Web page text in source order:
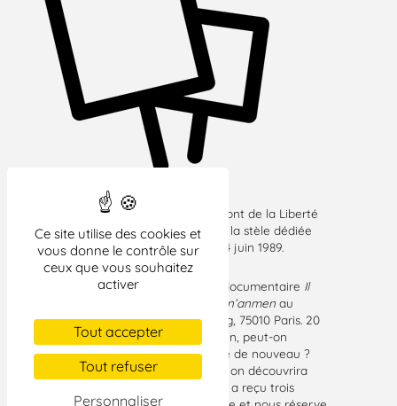
Ce site utilise des cookies et
vous donne le contrôle sur
ceux que vous souhaitez
activer
Tout accepter
Tout refuser
Personnaliser
L’association Solidarité Chine, et le Front de la Liberté
organisent un rassemblement devant la stèle dédiée
aux morts de la place Tian’anmen le 4 juin 1989.
Le 6 juin, il y aura une projection du documentaire Il
n’y a pas eu de morts sur la place Tian’anmen au
cinéma Le Brady, 39 Bd de Strasbourg, 75010 Paris. 20
ans après les massacres de Tiananmen, peut-on
encore dire et montrer quelque chose de nouveau ?
Grâce au témoignage de Zhang Jian, on découvrira
que c’est encore possible. Zhang Jian a reçu trois